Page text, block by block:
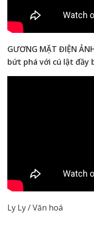
GƯƠNG MẶT ĐIỆN
bứt phá với cú lật đầy
Ly Ly / Văn hoá